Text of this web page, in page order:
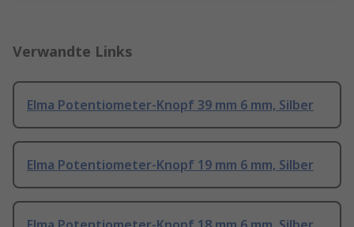
Verwandte Links
Elma Potentiometer-Knopf 39 mm 6 mm, Silber
Elma Potentiometer-Knopf 19 mm 6 mm, Silber